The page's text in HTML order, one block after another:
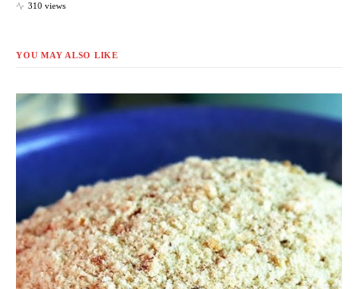
310 views
YOU MAY ALSO LIKE